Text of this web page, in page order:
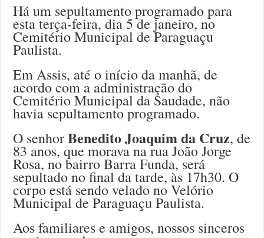
Há um sepultamento programado para
esta terça-feira, dia 5 de janeiro, no
Cemitério Municipal de Paraguaçu
Paulista.
Em Assis, até o início da manhã, de
acordo com a administração do
Cemitério Municipal da Saudade, não
havia sepultamento programado.
O senhorBenedito Joaquim da Cruz, de
83 anos, que morava na rua João Jorge
Rosa, no bairro Barra Funda, será
sepultado no final da tarde, às 17h30. O
corpo está sendo velado no Velório
Municipal de Paraguaçu Paulista.
Aos familiares e amigos, nossos sinceros